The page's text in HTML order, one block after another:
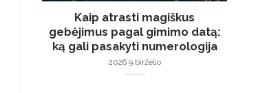
Kaip atrasti magiškus
gebėjimus pagal gimimo datą:
ką gali pasakyti numerologija
2026 9 birželio